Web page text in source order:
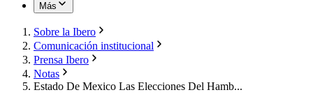
Más
Sobre la Ibero
Comunicación institucional
Prensa Ibero
Notas
Estado De Mexico Las Elecciones Del Hamb...